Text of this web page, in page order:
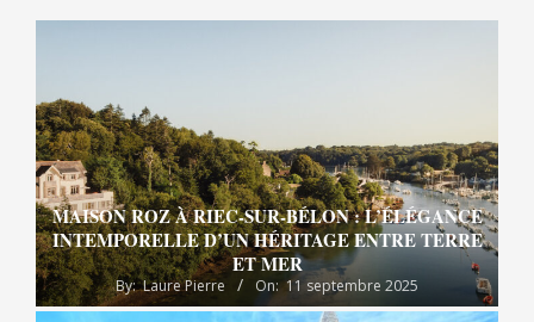
MAISON ROZ À RIEC-SUR-BÉLON : L’ÉLÉGANCE
INTEMPORELLE D’UN HÉRITAGE ENTRE TERRE
ET MER
By: Laure Pierre On: 11 septembre 2025